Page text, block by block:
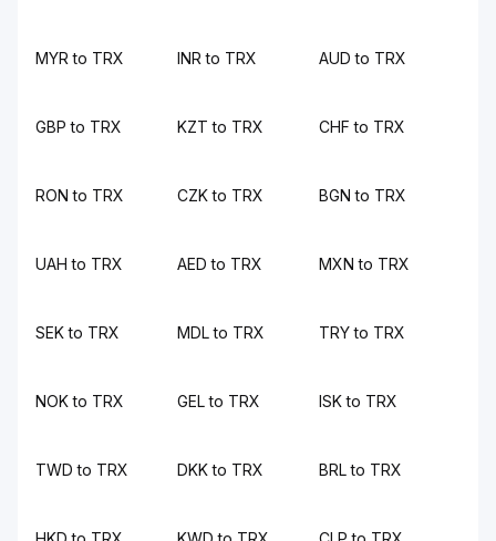
MYR to TRX INR to TRX AUD to TRX
GBP to TRX KZT to TRX CHF to TRX
RON to TRX CZK to TRX BGN to TRX
UAH to TRX AED to TRX MXN to TRX
SEK to TRX MDL to TRX TRY to TRX
NOK to TRX GEL to TRX ISK to TRX
TWD to TRX DKK to TRX BRL to TRX